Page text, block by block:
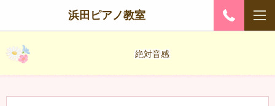
浜田ピアノ教室
絶対音感